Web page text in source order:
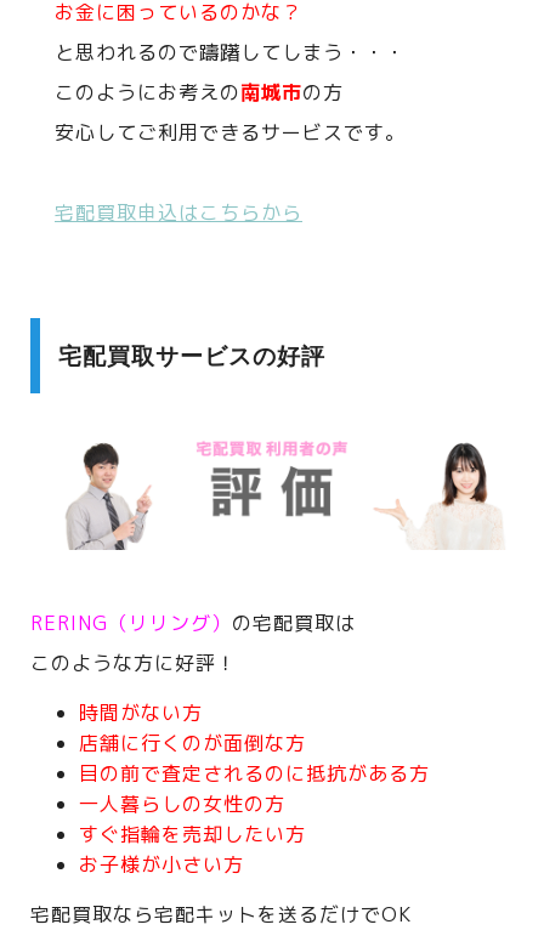
お金に困っているのかな？
と思われるので躊躇してしまう・・・
このようにお考えの南城市の方
安心してご利用できるサービスです。
宅配買取申込はこちらから
宅配買取サービスの好評
RERING（リリング） の宅配買取は
このような方に好評！
時間がない方
店舗に行くのが面倒な方
目の前で査定されるのに抵抗がある方
一人暮らしの女性の方
すぐ指輪を売却したい方
お子様が小さい方
宅配買取なら宅配キットを送るだけでOK